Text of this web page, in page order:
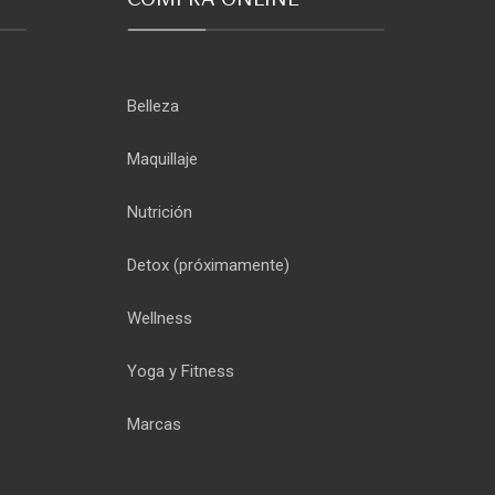
Belleza
Maquillaje
Nutrición
Detox(próximamente)
Wellness
Yoga y Fitness
Marcas